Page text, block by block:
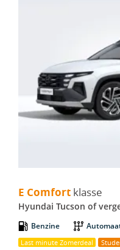
E Comfort klasse
Hyundai Tucson of
Benzine
Last minute Zomerdeal